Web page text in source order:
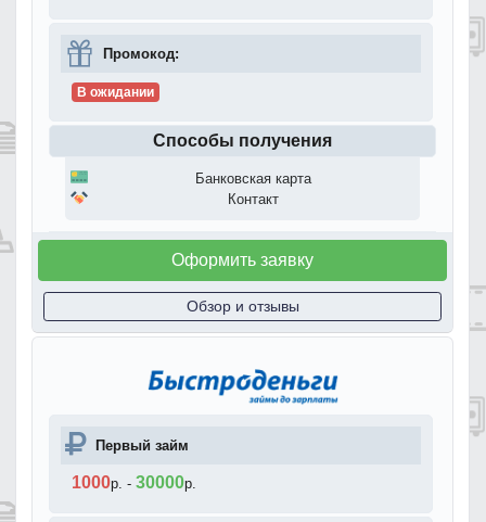
Промокод:
В ожидании
Способы получения
Банковская карта
Контакт
Оформить заявку
Обзор и отзывы
Первый займ
1000р. - 30000р.